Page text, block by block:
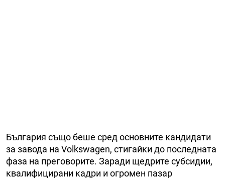
България също беше сред основните кандидати
за завода на Volkswagen, стигайки до последната
фаза на преговорите. Заради щедрите субсидии,
квалифицирани кадри и огромен пазар